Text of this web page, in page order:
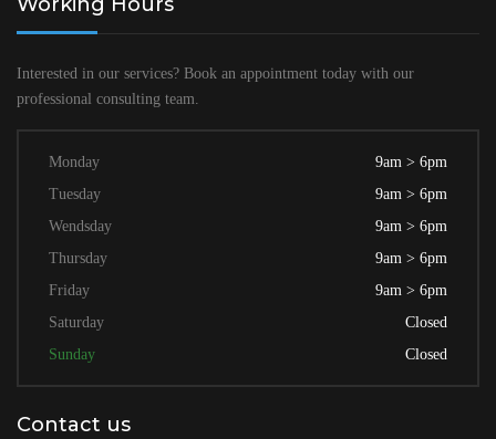
Interested in our services? Book an appointment today with our
professional consulting team.
Monday
9am > 6pm
Tuesday
9am > 6pm
Wendsday
9am > 6pm
Thursday
9am > 6pm
Friday
9am > 6pm
Saturday
Closed
Sunday
Closed
Contact us